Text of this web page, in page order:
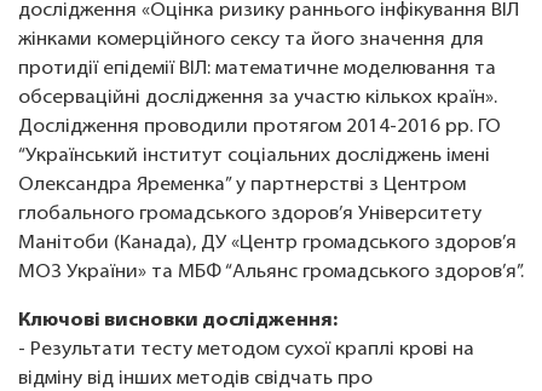
дослідження «Оцінка ризику раннього інфікування ВІЛ
жінками комерційного сексу та його значення для
протидії епідемії ВІЛ: математичне моделювання та
обсерваційні дослідження за участю кількох країн».
Дослідження проводили протягом 2014-2016 рр. ГО
“Український інститут соціальних досліджень імені
Олександра Яременка” у партнерстві з Центром
глобального громадського здоров’я Університету
Манітоби (Канада), ДУ «Центр громадського здоров’я
МОЗ України» та МБФ “Альянс громадського здоров’я”.
Ключові висновки дослідження:
- Результати тесту методом сухої краплі крові на
відміну від інших методів свідчать про